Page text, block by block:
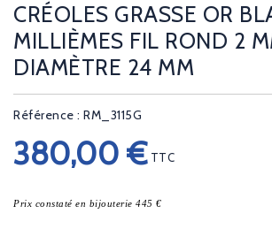
CRÉOLES GRASSE OR
MILLIÈMES FIL ROND 2
DIAMÈTRE 24 MM
Référence : RM_3115G
380,00 € TTC
Prix constaté en bijouterie 445 €